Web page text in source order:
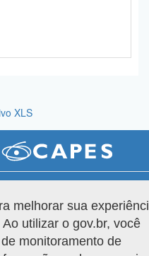
XLS
Capes. Todos os direitos reservados.
melhorar sua
utilizar o gov.br, você
monitoramento de